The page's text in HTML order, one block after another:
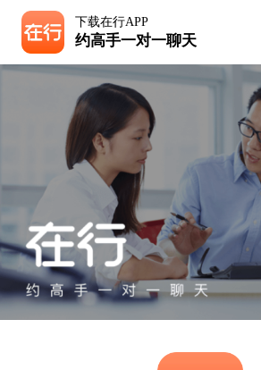
下载在行APP
约高手一对一聊天